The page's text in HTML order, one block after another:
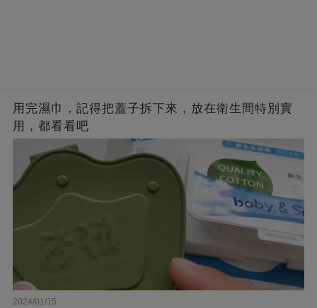
用完濕巾，記得把蓋子拆下來，放在衛生間特別實
用，都看看吧
2024/01/15